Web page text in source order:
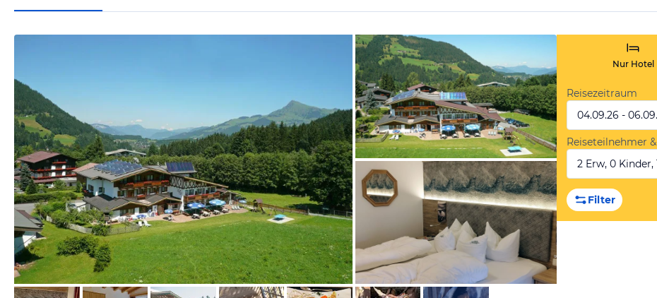
vom Hotelier, August 2008
Nur Hotel
Reisezeitraum
04.09.26 -
Reiseteilnehmer
2 Erw, 0 Kinder,
Filter